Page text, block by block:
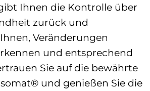
Ihnen die Kontrolle über
zurück und
Veränderungen
und entsprechend
Sie auf die bewährte
und genießen Sie die